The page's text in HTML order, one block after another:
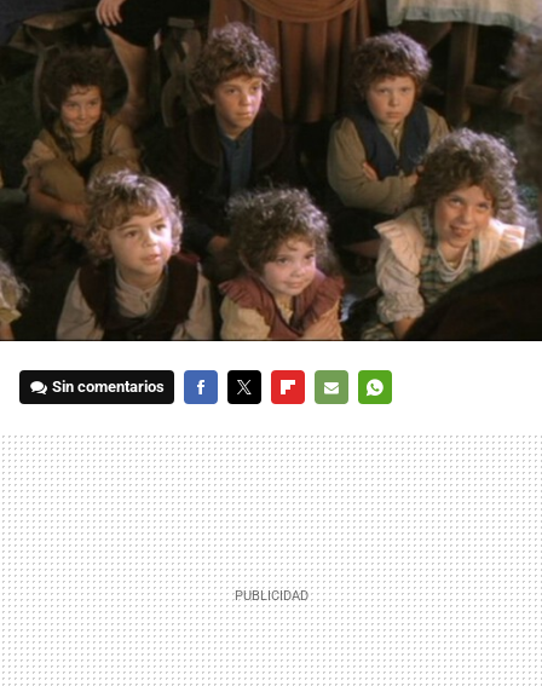
Sin comentarios
MAIL